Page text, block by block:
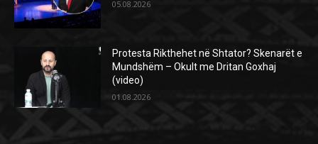
05.08.2026
Protesta Rikthehet në Shtator? Skenarët e
Mundshëm – Okult me Dritan Goxhaj
(video)
01.08.2026